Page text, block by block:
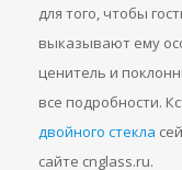
для того, чтобы
выказывают ему
ценитель и
все подробности.
двойного стекла
сайте cnglass.ru.